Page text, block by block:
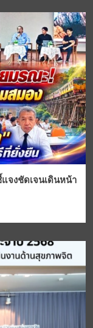
จงชัดเจนเดินหน้า